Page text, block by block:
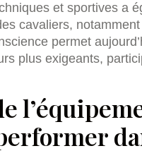
et sportives a
cavaliers,
permet
plus exigeants,